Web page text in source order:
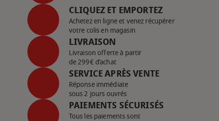
CLIQUEZ ET EMPORTEZ
Achetez en ligne et venez récupérer
votre colis en magasin
LIVRAISON
Livraison offerte à partir
de 299€ d’achat
SERVICE APRÈS VENTE
Réponse immédiate
sous 2 jours ouvrés
PAIEMENTS SÉCURISÉS
Tous les paiements sont